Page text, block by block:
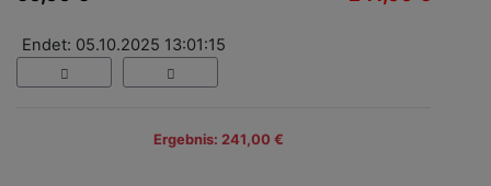
Endet: 05.10.2025 13:01:15
Ergebnis: 241,00 €